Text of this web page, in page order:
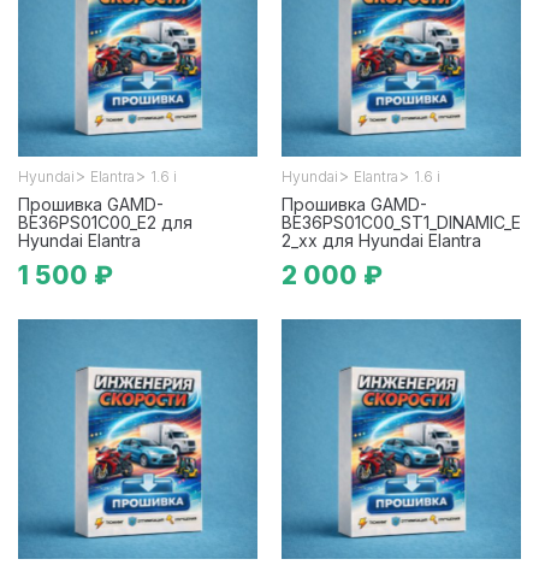
Hyundai > Elantra > 1.6 i
Прошивка GAMD-
BE36PS01C00_E2 для
Hyundai Elantra
1 500 ₽
Hyundai > Elantra > 1.6 i
Прошивка GAMD-
BE36PS01C00_ST1_DINAMIC_E
2_xx для Hyundai Elantra
2 000 ₽